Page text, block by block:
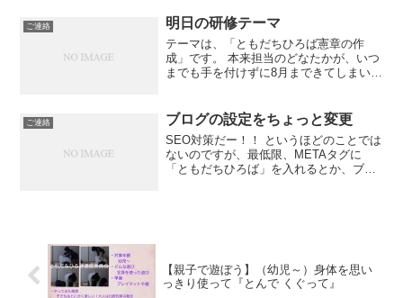
ご連絡 明日の研修テーマ
テーマは、「ともだちひろば憲章の作
成」です。 本来担当のどなたかが、いつ
までも手を付けずに8月まできてしまいま
りました。 どういうかたちにすると研修
らしくなるのか、悩ん...
ご連絡 ブログの設定をちょっと変更
SEO対策だー！！ というほどのことでは
ないのですが、最低限、METAタグに
「ともだちひろば」を入れるとか、ブロ
【親子で遊ぼう】（幼児～）身体を思い
っきり使って『とんで くぐって』